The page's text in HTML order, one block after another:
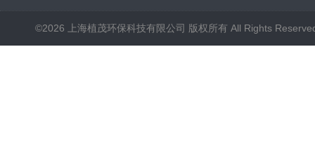
©2026 上海植茂环保科技有限公司 版权所有 All Rights